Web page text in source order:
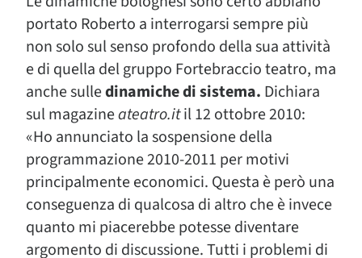
portato Roberto a interrogarsi sempre più
non solo sul senso profondo della sua attività
e di quella del gruppo Fortebraccio teatro, ma
anche sulledinamiche di sistema. Dichiara
sul magazineateatro.itil 12 ottobre 2010:
«Ho annunciato la sospensione della
programmazione 2010-2011 per motivi
principalmente economici. Questa è però una
conseguenza di qualcosa di altro che è invece
quanto mi piacerebbe potesse diventare
argomento di discussione. Tutti i problemi di